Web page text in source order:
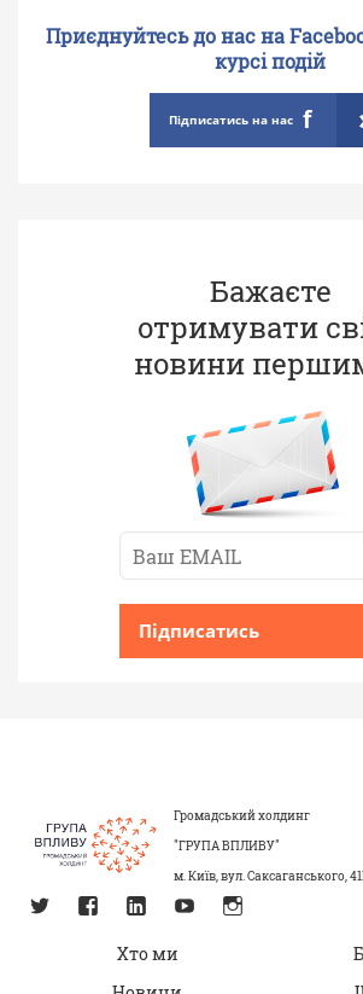
Приєднуйтесь до нас на
курсі подій
Підписатись на нас f
Бажаєте
отримувати
новини
Підписатись
Громадський холдинг
"ГРУПА ВПЛИВУ"
м. Київ, вул. Саксаганського,
Хто ми